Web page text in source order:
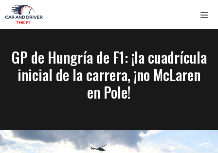
Saltar
al
contenido
GP de Hungría de F1: ¡la cuadrícula
inicial de la carrera, ¡no McLaren
en Pole!